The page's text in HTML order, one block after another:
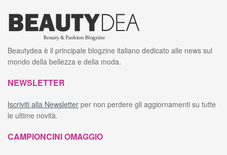
Beautydea è il principale blogzine italiano dedicato alle news sul
mondo della bellezza e della moda.
NEWSLETTER
Iscriviti alla Newsletter per non perdere gli aggiornamenti su tutte
le ultime novità.
CAMPIONCINI OMAGGIO